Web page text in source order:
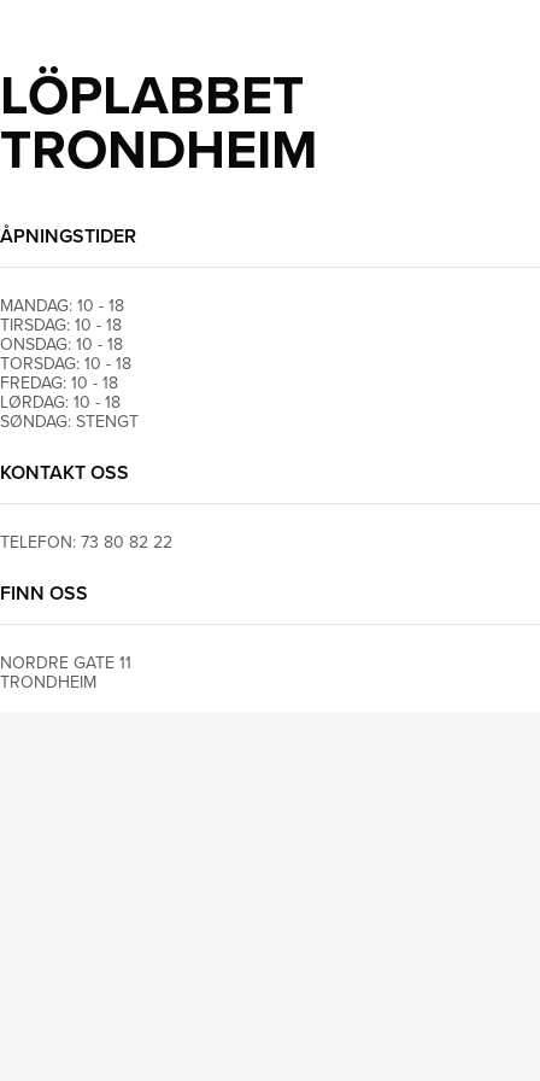
LÖPLABBET
TRONDHEIM
ÅPNINGSTIDER
MANDAG: 10 - 18
TIRSDAG: 10 - 18
ONSDAG: 10 - 18
TORSDAG: 10 - 18
FREDAG: 10 - 18
LØRDAG: 10 - 18
SØNDAG: STENGT
KONTAKT OSS
TELEFON:73 80 82 22
FINN OSS
NORDRE GATE11
TRONDHEIM